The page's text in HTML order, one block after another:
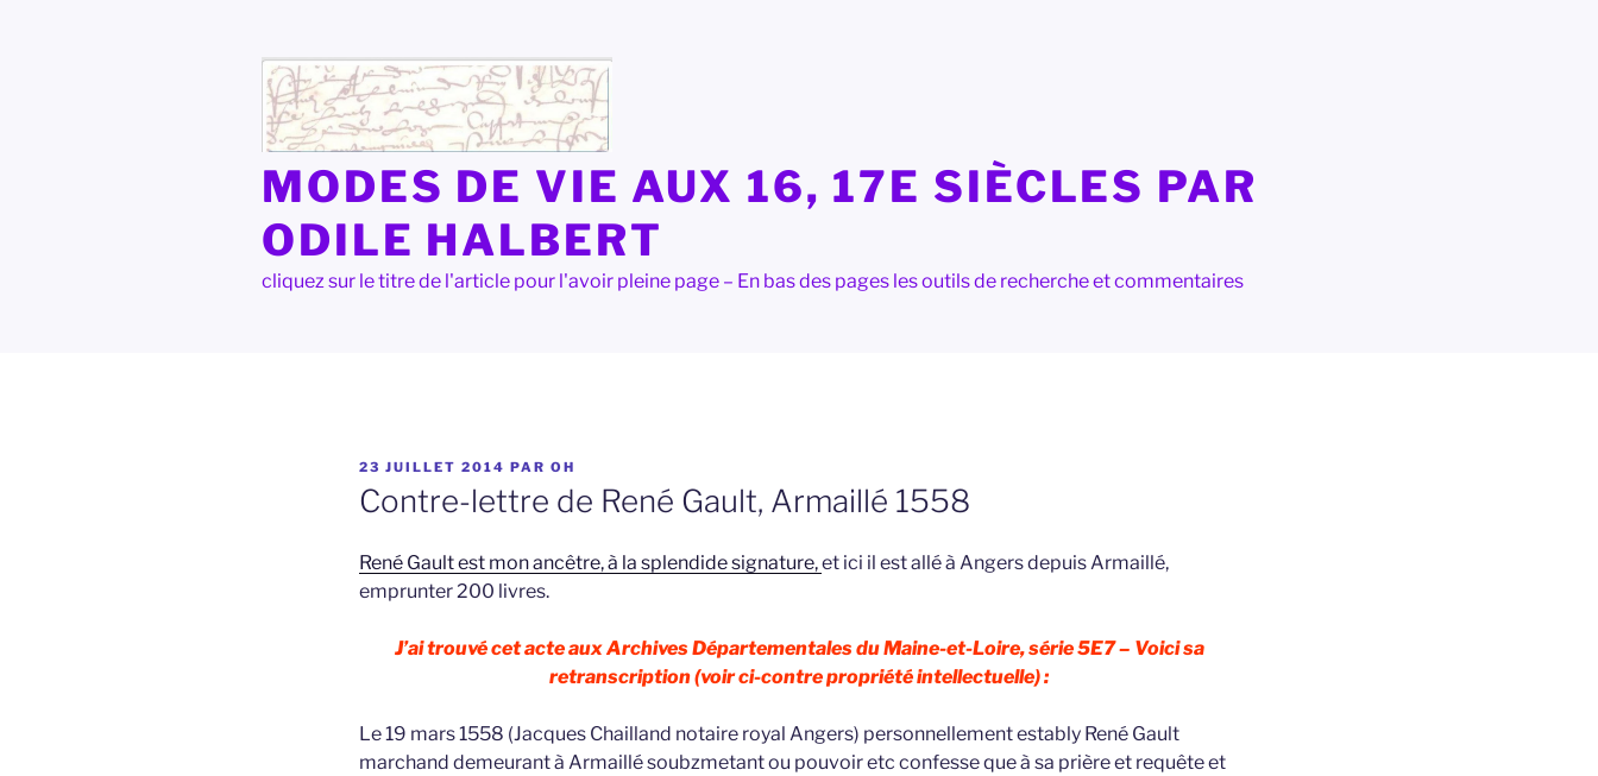
MODES DE VIE AUX 16, 17E SIÈCLES PAR
ODILE HALBERT
cliquez sur le titre de l'article pour l'avoir pleine page – En bas des pages les outils de recherche et commentaires
PUBLIÉ
LE
23 JUILLET 2014 PAR OH
Contre-lettre de René Gault, Armaillé 1558
René Gault est mon ancêtre, à la splendide signature,et ici il est allé à Angers depuis Armaillé,
emprunter 200 livres.
J’ai trouvé cet acte aux Archives Départementales du Maine-et-Loire, série 5E7 – Voici sa
retranscription (voir ci-contre propriété intellectuelle) :
Le 19 mars 1558 (Jacques Chailland notaire royal Angers) personnellement estably René Gault
marchand demeurant à Armaillé soubzmetant ou pouvoir etc confesse que à sa prière et requête et